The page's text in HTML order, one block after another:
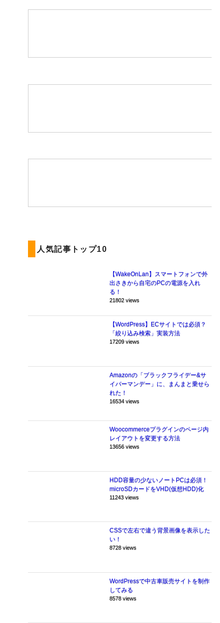
人気記事トップ10
【WakeOnLan】スマートフォンで外
出さきから自宅のPCの電源を入れ
る！
21802 views
【WordPress】ECサイトでは必須？
「絞り込み検索」実装方法
17209 views
Amazonの「ブラックフライデー&サ
イバーマンデー」に、まんまと乗せら
れた！
16534 views
Woocommerceプラグインのページ内
レイアウトを変更する方法
13656 views
HDD容量の少ないノートPCは必須！
microSDカードをVHD(仮想HDD)化
11243 views
CSSで左右で違う背景画像を表示した
い！
8728 views
WordPressで中古車販売サイトを制作
してみる
8578 views